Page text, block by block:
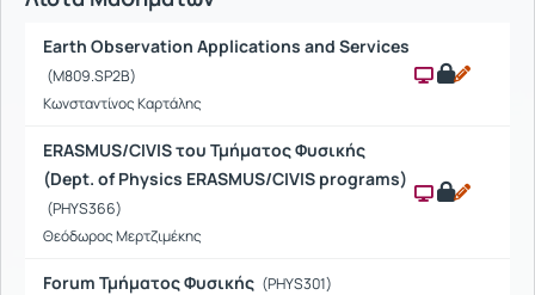
Earth Observation Applications and Services
(M809.SP2B)
Κωνσταντίνος Καρτάλης
ERASMUS/CIVIS του Τμήματος Φυσικής
(Dept. of Physics ERASMUS/CIVIS programs)
(PHYS366)
Θεόδωρος Μερτζιμέκης
Forum Τμήματος Φυσικής (PHYS301)